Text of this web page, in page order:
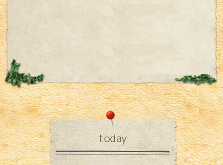
today